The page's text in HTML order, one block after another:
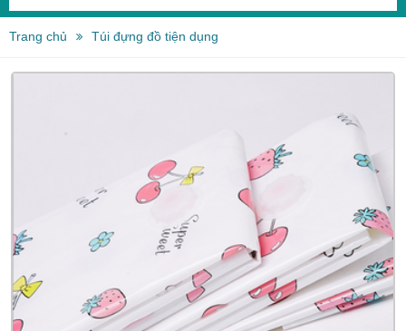
Trang chủ Túi đựng đồ tiện dụng